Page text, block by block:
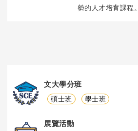
勢的人才培育課程。
文大學分班
碩士班 學士班
展覽活動